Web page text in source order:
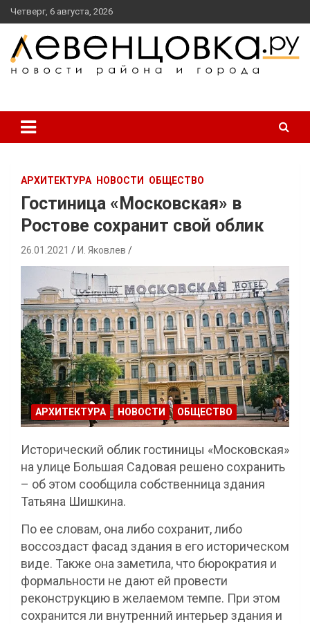
перейти
к
содержанию
Четверг, 6 августа, 2026
АРХИТЕКТУРА НОВОСТИ ОБЩЕСТВО
Гостиница «Московская» в
Ростове сохранит свой облик
26.01.2021 И. Яковлев
АРХИТЕКТУРА НОВОСТИ ОБЩЕСТВО
Исторический облик гостиницы «Московская»
на улице Большая Садовая решено сохранить
– об этом сообщила собственница здания
Татьяна Шишкина.
По ее словам, она либо сохранит, либо
воссоздаст фасад здания в его историческом
виде. Также она заметила, что бюрократия и
формальности не дают ей провести
реконструкцию в желаемом темпе. При этом
сохранится ли внутренний интерьер здания и